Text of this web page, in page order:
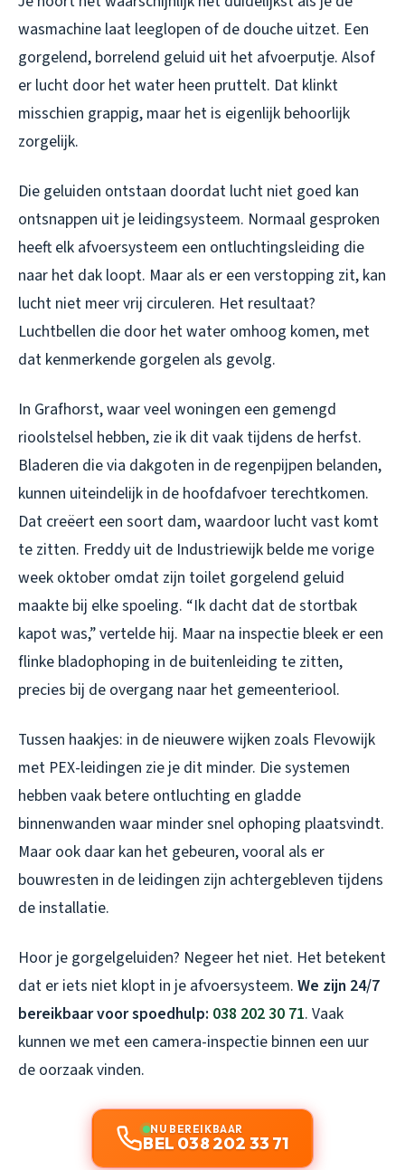
wasmachine laat leeglopen of de douche uitzet. Een
gorgelend, borrelend geluid uit het afvoerputje. Alsof
er lucht door het water heen pruttelt. Dat klinkt
misschien grappig, maar het is eigenlijk behoorlijk
zorgelijk.
Die geluiden ontstaan doordat lucht niet goed kan
ontsnappen uit je leidingsysteem. Normaal gesproken
heeft elk afvoersysteem een ontluchtingsleiding die
naar het dak loopt. Maar als er een verstopping zit, kan
lucht niet meer vrij circuleren. Het resultaat?
Luchtbellen die door het water omhoog komen, met
dat kenmerkende gorgelen als gevolg.
In Grafhorst, waar veel woningen een gemengd
rioolstelsel hebben, zie ik dit vaak tijdens de herfst.
Bladeren die via dakgoten in de regenpijpen belanden,
kunnen uiteindelijk in de hoofdafvoer terechtkomen.
Dat creëert een soort dam, waardoor lucht vast komt
te zitten. Freddy uit de Industriewijk belde me vorige
week oktober omdat zijn toilet gorgelend geluid
maakte bij elke spoeling. “Ik dacht dat de stortbak
kapot was,” vertelde hij. Maar na inspectie bleek er een
flinke bladophoping in de buitenleiding te zitten,
precies bij de overgang naar het gemeenteriool.
Tussen haakjes: in de nieuwere wijken zoals Flevowijk
met PEX-leidingen zie je dit minder. Die systemen
hebben vaak betere ontluchting en gladde
binnenwanden waar minder snel ophoping plaatsvindt.
Maar ook daar kan het gebeuren, vooral als er
bouwresten in de leidingen zijn achtergebleven tijdens
de installatie.
Hoor je gorgelgeluiden? Negeer het niet. Het betekent
dat er iets niet klopt in je afvoersysteem. We zijn 24/7
bereikbaar voor spoedhulp: 038 202 30 71. Vaak
kunnen we met een camera-inspectie binnen een uur
de oorzaak vinden.
NU BEREIKBAAR
BEL 038 202 33 71